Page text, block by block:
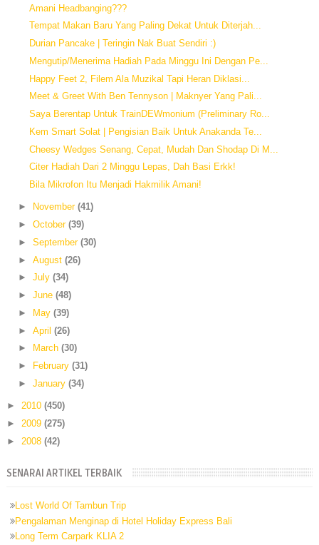
Amani Headbanging???
Tempat Makan Baru Yang Paling Dekat Untuk Diterjah...
Durian Pancake | Teringin Nak Buat Sendiri :)
Mengutip/Menerima Hadiah Pada Minggu Ini Dengan Pe...
Happy Feet 2, Filem Ala Muzikal Tapi Heran Diklasi...
Meet & Greet With Ben Tennyson | Maknyer Yang Pali...
Saya Berentap Untuk TrainDEWmonium (Preliminary Ro...
Kem Smart Solat | Pengisian Baik Untuk Anakanda Te...
Cheesy Wedges Senang, Cepat, Mudah Dan Shodap Di M...
Citer Hadiah Dari 2 Minggu Lepas, Dah Basi Erkk!
Bila Mikrofon Itu Menjadi Hakmilik Amani!
► November (41)
► October (39)
► September (30)
► August (26)
► July (34)
► June (48)
►
May (39)
► April (26)
►
March (30)
►
February (31)
► January (34)
► 2010 (450)
► 2009 (275)
► 2008 (42)
SENARAI ARTIKEL TERBAIK
Lost World Of Tambun Trip
Pengalaman Menginap di Hotel Holiday Express Bali
Long Term Carpark KLIA 2